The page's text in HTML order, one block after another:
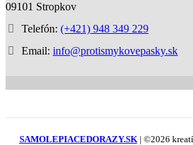
09101 Stropkov
Telefón: (+421) 948 349 229
Email: info@protismykovepasky.sk
SAMOLEPIACEDORAZY.SK| ©2026